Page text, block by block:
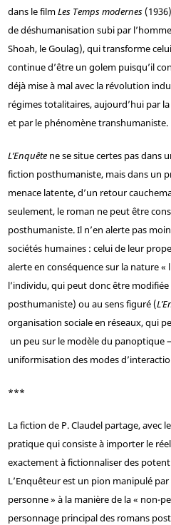
dans le filmLes Temps modernes
de déshumanisation subi par
Shoah, le Goulag), qui transforme
continue d’être un golem puisqu’il
déjà mise à mal avec la révolution
régimes totalitaires, aujourd’hui par
et par le phénomène transhumaniste.
L’Enquêtene se situe certes pas dans
fiction posthumaniste, mais dans un
menace latente, d’un retour
seulement, le roman ne peut être
posthumaniste. Il n’en alerte pas
sociétés humaines : celui de leur
alerte en conséquence sur la nature «
l’individu, qui peut donc être
posthumaniste) ou au sens figuré (
organisation sociale en réseaux, qui
un peu sur le modèle du panoptique
uniformisation des modes
***
La fiction de P. Claudel partage, avec
pratique qui consiste à importer le
exactement à fictionnaliser des
L’Enquêteur est un pion manipulé
personne » à la manière de la « non-
personnage principal des romans